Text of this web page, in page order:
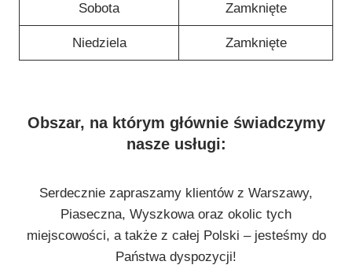
Sobota Zamknięte
Niedziela Zamknięte
Obszar, na którym głównie świadczymy
nasze usługi:
Serdecznie zapraszamy klientów z Warszawy,
Piaseczna, Wyszkowa oraz okolic tych
miejscowości, a także z całej Polski – jesteśmy do
Państwa dyspozycji!